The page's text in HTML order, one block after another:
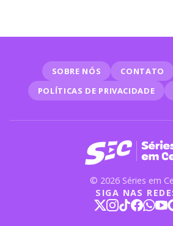
SOBRE NÓS CONTATO
POLÍTICAS DE PRIVACIDADE
© 2026 Séries em
SIGA NAS